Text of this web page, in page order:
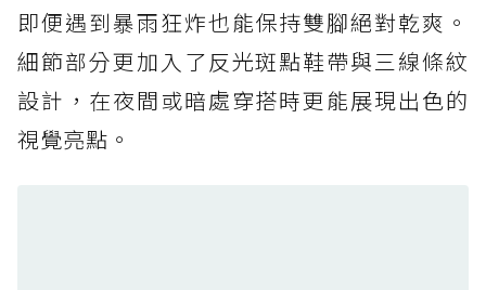
防水鞋推薦 7. Timberland Motion Access：
黃靴同級頂級防水，輕量化工裝健走鞋雨天必備
防水鞋推薦 7. Timberland Motion Access：
黃靴同級頂級防水，輕量化工裝健走鞋雨天必備
即便遇到暴雨狂炸也能保持雙腳絕對乾爽。
細節部分更加入了反光斑點鞋帶與三線條紋
設計，在夜間或暗處穿搭時更能展現出色的
視覺亮點。